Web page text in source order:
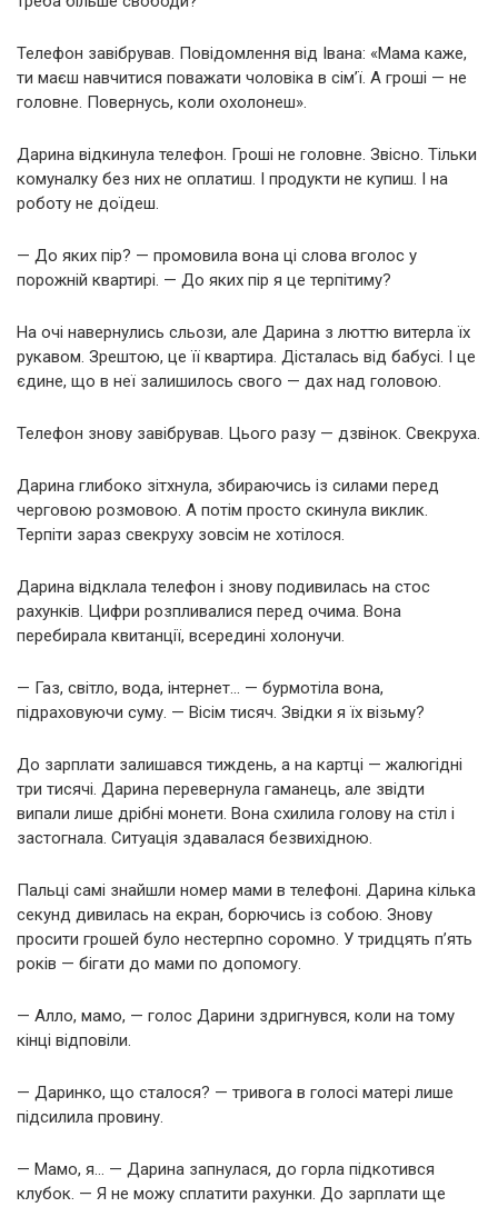
Телефон завібрував. Повідомлення від Івана: «Мама каже,
ти маєш навчитися поважати чоловіка в сім’ї. А гроші — не
головне. Повернусь, коли охолонеш».
Дарина відкинула телефон. Гроші не головне. Звісно. Тільки
комуналку без них не оплатиш. І продукти не купиш. І на
роботу не доїдеш.
— До яких пір? — промовила вона ці слова вголос у
порожній квартирі. — До яких пір я це терпітиму?
На очі навернулись сльози, але Дарина з люттю витерла їх
рукавом. Зрештою, це її квартира. Дісталась від бабусі. І це
єдине, що в неї залишилось свого — дах над головою.
Телефон знову завібрував. Цього разу — дзвінок. Свекруха.
Дарина глибоко зітхнула, збираючись із силами перед
черговою розмовою. А потім просто скинула виклик.
Терпіти зараз свекруху зовсім не хотілося.
Дарина відклала телефон і знову подивилась на стос
рахунків. Цифри розпливалися перед очима. Вона
перебирала квитанції, всередині холонучи.
— Газ, світло, вода, інтернет… — бурмотіла вона,
підраховуючи суму. — Вісім тисяч. Звідки я їх візьму?
До зарплати залишався тиждень, а на картці — жалюгідні
три тисячі. Дарина перевернула гаманець, але звідти
випали лише дрібні монети. Вона схилила голову на стіл і
застогнала. Ситуація здавалася безвихідною.
Пальці самі знайшли номер мами в телефоні. Дарина кілька
секунд дивилась на екран, борючись із собою. Знову
просити грошей було нестерпно соромно. У тридцять п’ять
років — бігати до мами по допомогу.
— Алло, мамо, — голос Дарини здригнувся, коли на тому
кінці відповіли.
— Даринко, що сталося? — тривога в голосі матері лише
підсилила провину.
— Мамо, я… — Дарина запнулася, до горла підкотився
клубок. — Я не можу сплатити рахунки. До зарплати ще